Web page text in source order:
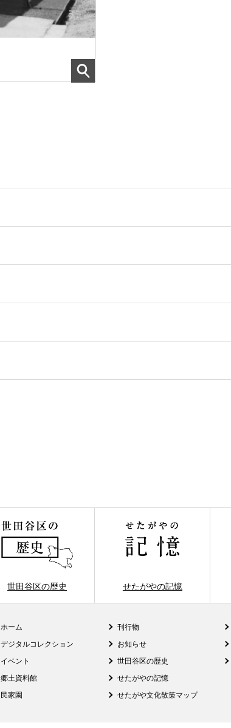
世田谷区の歴史 せたがやの記憶
ホーム
デジタルコレクション
イベント
郷土資料館
民家園
刊行物
お知らせ
世田谷区の歴史
せたがやの記憶
せたがや文化散策マップ